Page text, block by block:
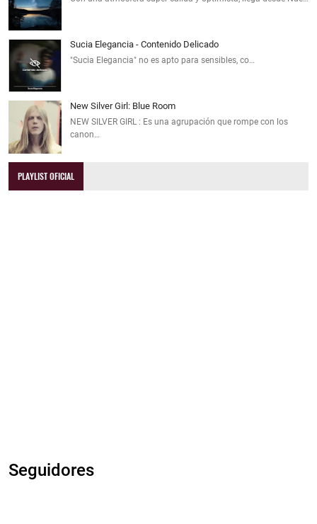
Sucia Elegancia - Contenido Delicado
"Sucia Elegancia" no es apto para sensibles, co…
New Silver Girl: Blue Room
NEW SILVER GIRL : Es una agrupación que rompe con los
canon…
PLAYLIST OFICIAL
Seguidores